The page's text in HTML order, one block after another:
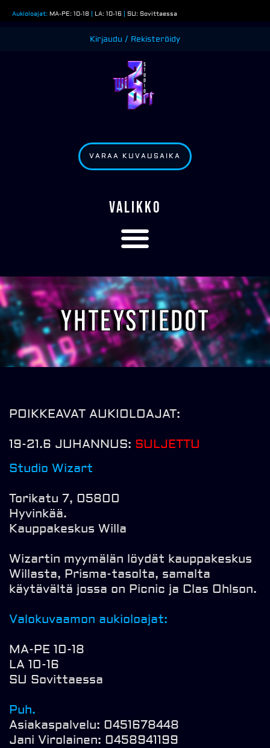
sisältöön
Aukioloajat: MA-PE: 10-18 | LA: 10-16 | SU: Sovittaessa
Kirjaudu / Rekisteröidy
VARAA KUVAUSAIKA
VALIKKO
Yhteystiedot
POIKKEAVAT AUKIOLOAJAT:
19-21.6 JUHANNUS: SULJETTU
Studio Wizart
Torikatu 7, 05800
Hyvinkää.
Kauppakeskus Willa
Wizartin myymälän löydät kauppakeskus
Willasta, Prisma-tasolta, samalta
käytävältä jossa on Picnic ja Clas Ohlson.
Valokuvaamon aukioloajat:
MA-PE 10-18
LA 10-16
SU Sovittaessa
Puh.
Asiakaspalvelu: 0451678448
Jani Virolainen: 0458941199